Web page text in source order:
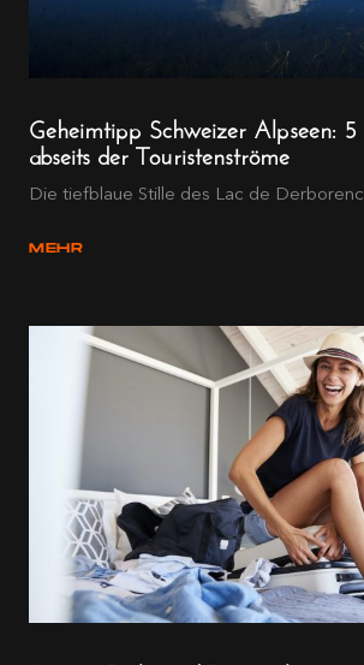
Geheimtipp Schweizer Alpseen:
abseits der Touristenströme
Die tiefblaue Stille des Lac de
MEHR